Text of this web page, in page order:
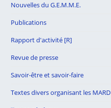
Nouvelles du G.E.M.M.E.
Publications
Rapport d'activité [R]
Revue de presse
Savoir-être et savoir-faire
Textes divers organisant les MARD